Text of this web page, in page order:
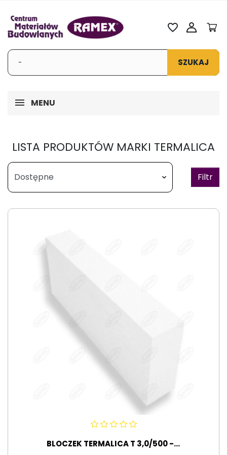
SZUKAJ
favorite_border
MENU
LISTA PRODUKTÓW MARKI TERMALICA
Filtr
BLOCZEK TERMALICA T 3,0/500 -...